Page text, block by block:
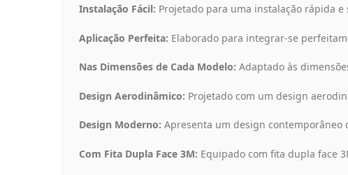
Instalação Fácil: Projetado para uma instalação rápida
Aplicação Perfeita: Elaborado para integrar-se
Nas Dimensões de Cada Modelo: Adaptado às
Design Aerodinâmico: Projetado com um design
Design Moderno: Apresenta um design contemporâneo
Com Fita Dupla Face 3M: Equipado com fita dupla face